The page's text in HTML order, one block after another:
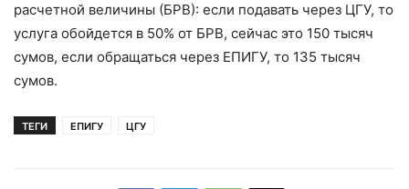
расчетной величины (БРВ): если подавать через ЦГУ, то
услуга обойдется в 50% от БРВ, сейчас это 150 тысяч
сумов, если обращаться через ЕПИГУ, то 135 тысяч
сумов.
ТЕГИ ЕПИГУ ЦГУ